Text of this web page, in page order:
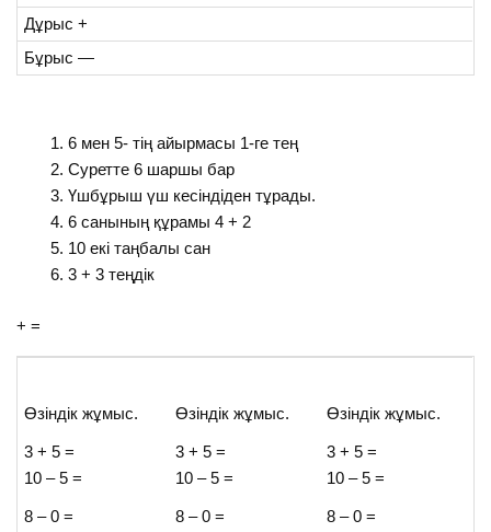
Дұрыс +
Бұрыс —
6 мен 5- тің айырмасы 1-ге тең
Cуретте 6 шаршы бар
Үшбұрыш үш кесіндіден тұрады.
6 санының құрамы 4 + 2
10 екі таңбалы сан
3 + 3 теңдік
+ =
Өзіндік жұмыс.
3 + 5 =
10 – 5 =
8 – 0 =
Өзіндік жұмыс.
3 + 5 =
10 – 5 =
8 – 0 =
Өзіндік жұмыс.
3 + 5 =
10 – 5 =
8 – 0 =